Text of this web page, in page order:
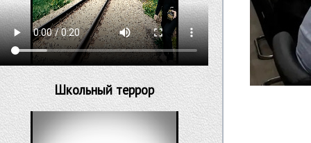
Школьный террор